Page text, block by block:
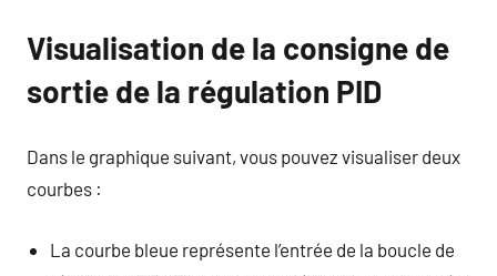
Visualisation de la consigne de
sortie de la régulation PID
Dans le graphique suivant, vous pouvez visualiser deux
courbes :
La courbe bleue représente l’entrée de la boucle de